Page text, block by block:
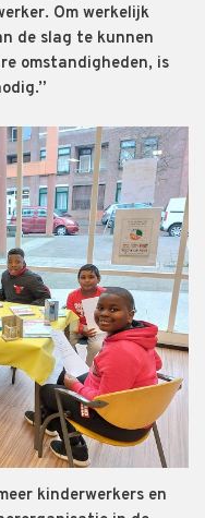
Om werkelijk
de slag te kunnen
omstandigheden, is
kinderwerkers en